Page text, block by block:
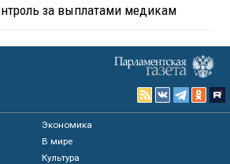
за выплатами медикам
Экономика
В мире
Культура